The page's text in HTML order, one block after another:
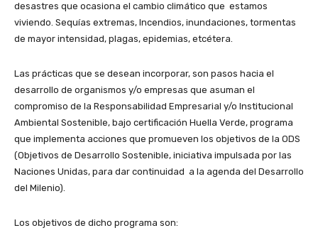
desastres que ocasiona el cambio climático que estamos
viviendo. Sequías extremas, Incendios, inundaciones, tormentas
de mayor intensidad, plagas, epidemias, etcétera.
Las prácticas que se desean incorporar, son pasos hacia el
desarrollo de organismos y/o empresas que asuman el
compromiso de la Responsabilidad Empresarial y/o Institucional
Ambiental Sostenible, bajo certificación Huella Verde, programa
que implementa acciones que promueven los objetivos de la ODS
(Objetivos de Desarrollo Sostenible, iniciativa impulsada por las
Naciones Unidas, para dar continuidad a la agenda del Desarrollo
del Milenio).
Los objetivos de dicho programa son: